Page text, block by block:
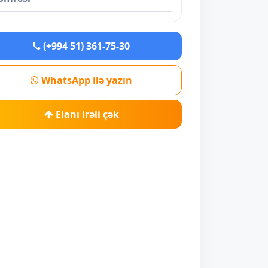
(+994 51) 361-75-30
WhatsApp ilə yazın
Elanı irəli çək